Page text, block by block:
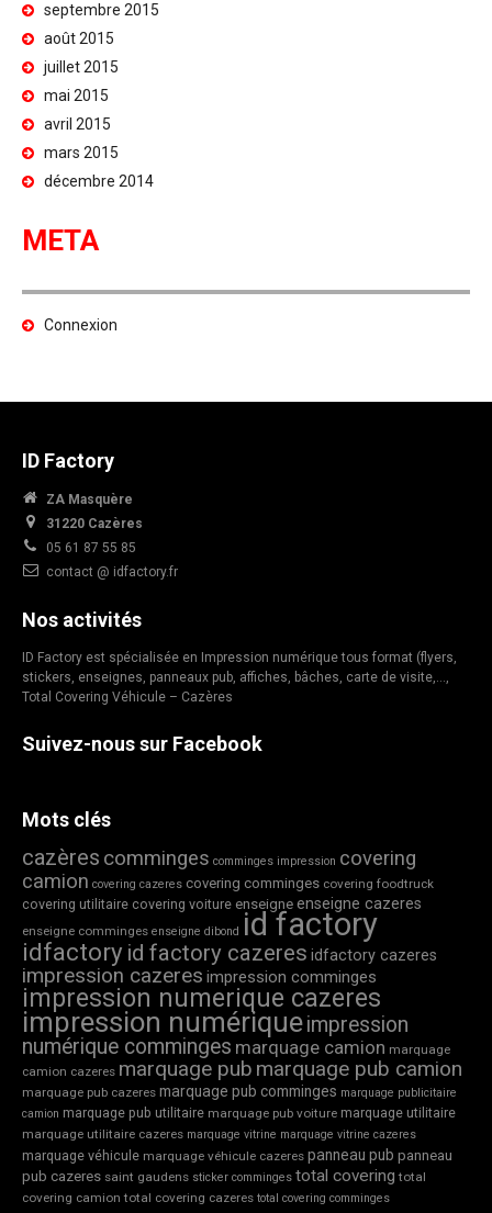
septembre 2015
août 2015
juillet 2015
mai 2015
avril 2015
mars 2015
décembre 2014
META
Connexion
ID Factory
ZA Masquère
31220 Cazères
05 61 87 55 85
contact @ idfactory.fr
Nos activités
ID Factory est spécialisée en Impression numérique tous format (flyers,
stickers, enseignes, panneaux pub, affiches, bâches, carte de visite,…,
Total Covering Véhicule – Cazères
Suivez-nous sur Facebook
Mots clés
cazères comminges comminges impression covering
camion covering cazeres covering comminges covering foodtruck
covering utilitaire covering voiture enseigne enseigne cazeres
enseigne comminges enseigne dibond id factory
idfactory id factory cazeres idfactory cazeres
impression cazeres impression comminges
impression numerique cazeres
impression numériqueimpression
numérique comminges marquage camion marquage
camion cazeres marquage pub marquage pub camion
marquage pub cazeres marquage pub comminges marquage publicitaire
camion marquage pub utilitaire marquage pub voiture marquage utilitaire
marquage utilitaire cazeres marquage vitrine marquage vitrine cazeres
marquage véhicule marquage véhicule cazeres panneau pub panneau
pub cazeres saint gaudens sticker comminges total covering total
covering camion total covering cazeres total covering comminges